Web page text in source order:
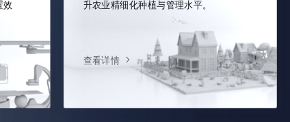
效
升农业精细化种植与管理水平。
查看详情